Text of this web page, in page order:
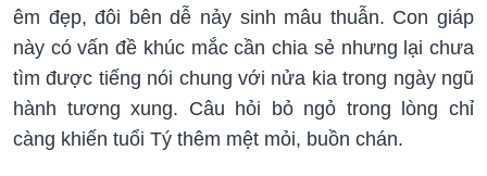
êm đẹp, đôi bên dễ nảy sinh mâu thuẫn. Con giáp
này có vấn đề khúc mắc cần chia sẻ nhưng lại chưa
tìm được tiếng nói chung với nửa kia trong ngày ngũ
hành tương xung. Câu hỏi bỏ ngỏ trong lòng chỉ
càng khiến tuổi Tý thêm mệt mỏi, buồn chán.